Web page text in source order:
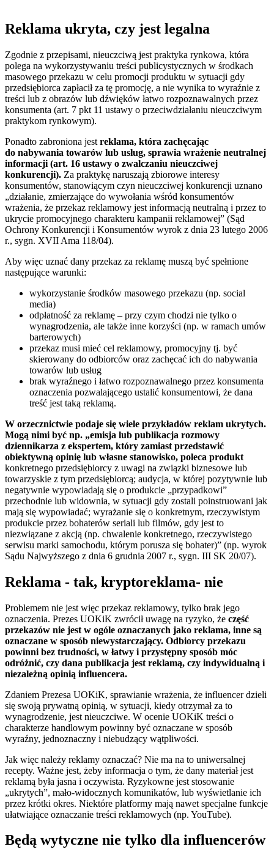
Reklama ukryta, czy jest legalna
Zgodnie z przepisami, nieuczciwą jest praktyka rynkowa, która
polega na wykorzystywaniu treści publicystycznych w środkach
masowego przekazu w celu promocji produktu w sytuacji gdy
przedsiębiorca zapłacił za tę promocję, a nie wynika to wyraźnie z
treści lub z obrazów lub dźwięków łatwo rozpoznawalnych przez
konsumenta (art. 7 pkt 11 ustawy o przeciwdziałaniu nieuczciwym
praktykom rynkowym).
Ponadto zabroniona jest reklama, która zachęcając
do nabywania towarów lub usług, sprawia wrażenie neutralnej
informacji (art. 16 ustawy o zwalczaniu nieuczciwej
konkurencji). Za praktykę naruszają zbiorowe interesy
konsumentów, stanowiącym czyn nieuczciwej konkurencji uznano
„działanie, zmierzające do wywołania wśród konsumentów
wrażenia, że przekaz reklamowy jest informacją neutralną i przez to
ukrycie promocyjnego charakteru kampanii reklamowej” (Sąd
Ochrony Konkurencji i Konsumentów wyrok z dnia 23 lutego 2006
r., sygn. XVII Ama 118/04).
Aby więc uznać dany przekaz za reklamę muszą być spełnione
następujące warunki:
wykorzystanie środków masowego przekazu (np. social
media)
odpłatność za reklamę – przy czym chodzi nie tylko o
wynagrodzenia, ale także inne korzyści (np. w ramach umów
barterowych)
przekaz musi mieć cel reklamowy, promocyjny tj. być
skierowany do odbiorców oraz zachęcać ich do nabywania
towarów lub usług
brak wyraźnego i łatwo rozpoznawalnego przez konsumenta
oznaczenia pozwalającego ustalić konsumentowi, że dana
treść jest taką reklamą.
W orzecznictwie podaje się wiele przykładów reklam ukrytych.
Mogą nimi być np. „emisja lub publikacja rozmowy
dziennikarza z ekspertem, który zamiast przedstawić
obiektywną opinię lub własne stanowisko, poleca produkt
konkretnego przedsiębiorcy z uwagi na związki biznesowe lub
towarzyskie z tym przedsiębiorcą; audycja, w której pozytywnie lub
negatywnie wypowiadają się o produkcie „przypadkowi”
przechodnie lub widownia, w sytuacji gdy zostali poinstruowani jak
mają się wypowiadać; wyrażanie się o konkretnym, rzeczywistym
produkcie przez bohaterów seriali lub filmów, gdy jest to
niezwiązane z akcją (np. chwalenie konkretnego, rzeczywistego
serwisu marki samochodu, którym porusza się bohater)” (np. wyrok
Sądu Najwyższego z dnia 6 grudnia 2007 r., sygn. III SK 20/07).
Reklama - tak, kryptoreklama- nie
Problemem nie jest więc przekaz reklamowy, tylko brak jego
oznaczenia. Prezes UOKiK zwrócił uwagę na ryzyko, że część
przekazów nie jest w ogóle oznaczanych jako reklama, inne są
oznaczane w sposób niewystarczający. Odbiorcy przekazu
powinni bez trudności, w łatwy i przystępny sposób móc
odróżnić, czy dana publikacja jest reklamą, czy indywidualną i
niezależną opinią influencera.
Zdaniem Prezesa UOKiK, sprawianie wrażenia, że influencer dzieli
się swoją prywatną opinią, w sytuacji, kiedy otrzymał za to
wynagrodzenie, jest nieuczciwe. W ocenie UOKiK treści o
charakterze handlowym powinny być oznaczane w sposób
wyraźny, jednoznaczny i niebudzący wątpliwości.
Jak więc należy reklamy oznaczać? Nie ma na to uniwersalnej
recepty. Ważne jest, żeby informacja o tym, że dany materiał jest
reklamą była jasna i oczywista. Ryzykowne jest stosowanie
„ukrytych”, mało-widocznych komunikatów, lub wyświetlanie ich
przez krótki okres. Niektóre platformy mają nawet specjalne funkcje
ułatwiające oznaczanie treści reklamowych (np. YouTube).
Będą wytyczne nie tylko dla influencerów